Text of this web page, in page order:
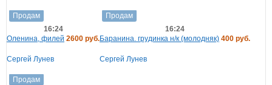
Продам
16:24
Оленина, филей 2600 руб.
Сергей Лунев
Продам
16:24
Баранина. грудинка н/к (молодняк) 400 руб.
Сергей Лунев
Продам